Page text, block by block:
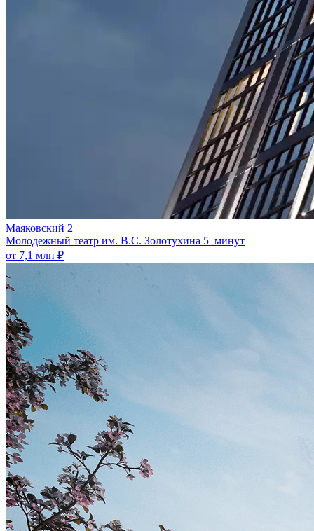
Маяковский 2
Молодежный театр им. В.С. Золотухина 5 минут
от 7,1 млн ₽